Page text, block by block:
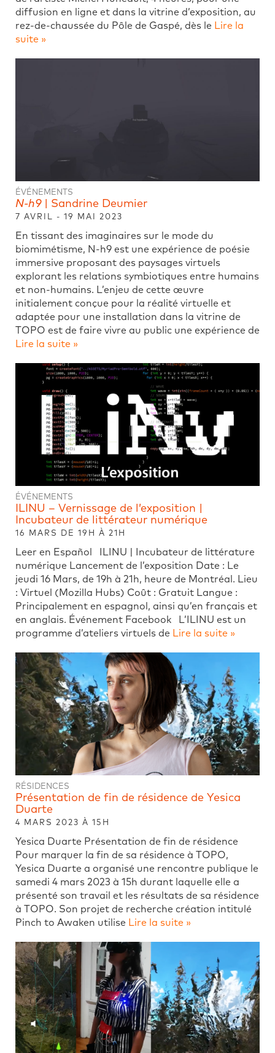
diffusion en ligne et dans la vitrine d’exposition, au
rez-de-chaussée du Pôle de Gaspé, dès le Lire la
suite »
ÉVÉNEMENTS
N-h9| Sandrine Deumier
7 AVRIL - 19 MAI 2023
En tissant des imaginaires sur le mode du
biomimétisme, N-h9 est une expérience de poésie
immersive proposant des paysages virtuels
explorant les relations symbiotiques entre humains
et non-humains. L’enjeu de cette œuvre
initialement conçue pour la réalité virtuelle et
adaptée pour une installation dans la vitrine de
TOPO est de faire vivre au public une expérience de
Lire la suite »
ÉVÉNEMENTS
ILINU – Vernissage de l’exposition |
Incubateur de littérateur numérique
16 MARS DE 19H À 21H
Leer en Español ILINU | Incubateur de littérature
numérique Lancement de l’exposition Date : Le
jeudi 16 Mars, de 19h à 21h, heure de Montréal. Lieu
: Virtuel (Mozilla Hubs) Coût : Gratuit Langue :
Principalement en espagnol, ainsi qu’en français et
en anglais. Événement Facebook L’ILINU est un
programme d’ateliers virtuels de Lire la suite »
RÉSIDENCES
Présentation de fin de résidence de Yesica
Duarte
4 MARS 2023 À 15H
Yesica Duarte Présentation de fin de résidence
Pour marquer la fin de sa résidence à TOPO,
Yesica Duarte a organisé une rencontre publique le
samedi 4 mars 2023 à 15h durant laquelle elle a
présenté son travail et les résultats de sa résidence
à TOPO. Son projet de recherche création intitulé
Pinch to Awaken utilise Lire la suite »